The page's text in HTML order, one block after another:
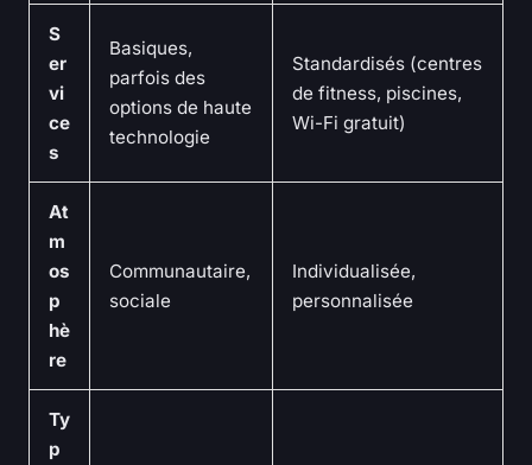
S
er
vi
ce
s
Basiques,
parfois des
options de haute
technologie
Standardisés (centres
de fitness, piscines,
Wi-Fi gratuit)
At
m
os
p
hè
re
Communautaire,
sociale
Individualisée,
personnalisée
Ty
p